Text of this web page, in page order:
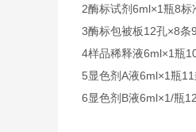
2酶标试剂6ml×1瓶8标
3酶标包被板12孔×8条9
4样品稀释液6ml×1瓶
5显色剂A液6ml×1瓶11
6显色剂B液6ml×1/瓶12